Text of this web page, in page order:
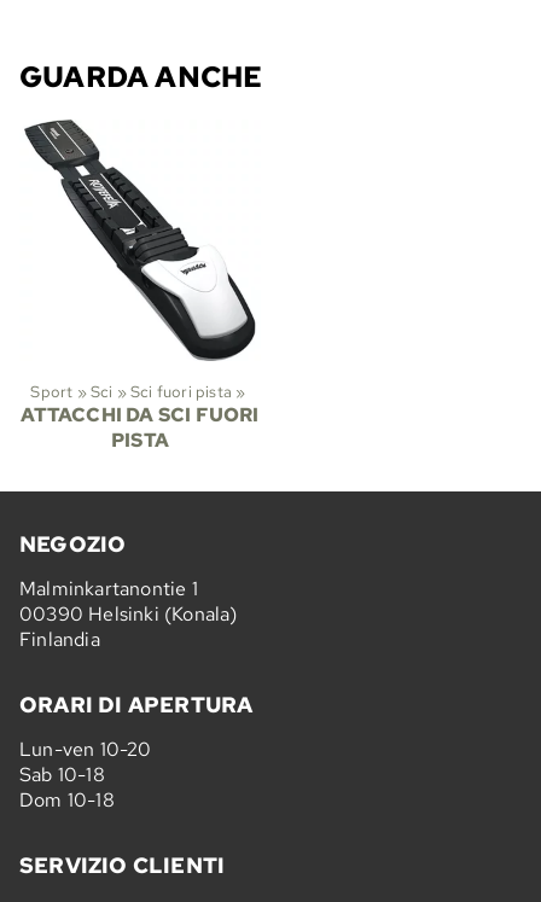
GUARDA ANCHE
Sport ‪»Sci ‪»Sci fuori pista ‪»
ATTACCHI DA SCI FUORI
PISTA
NEGOZIO
Malminkartanontie 1
00390 Helsinki (Konala)
Finlandia
ORARI DI APERTURA
Lun-ven 10-20
Sab 10-18
Dom 10-18
SERVIZIO CLIENTI